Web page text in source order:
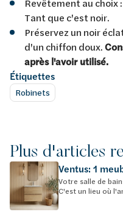
Revêtement au
Tant que c'est noir.
Préservez un noir
d'un chiffon doux.
après l'avoir utilisé.
Étiquettes
Robinets
Plus d'articles
Ventus: 1
Votre salle de
C'est un lieu où